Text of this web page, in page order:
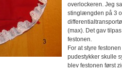
overlockeren. Jeg
stinglængden på 3
(max). Det gav
festonen.
For at styre
pudestykker skulle
blev festonen først